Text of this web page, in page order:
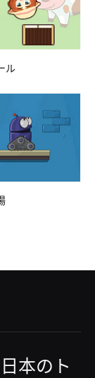
ル
本のト